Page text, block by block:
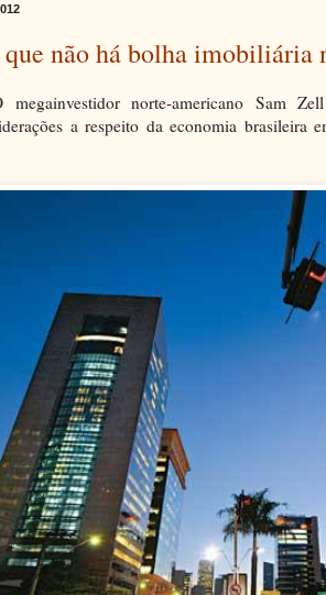
não há bolha imobiliária
megainvestidor norte-americano Sam
a respeito da economia brasileira